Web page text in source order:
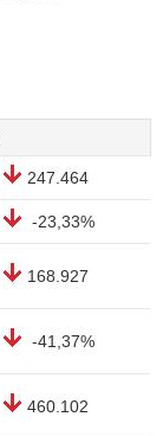
247.464
-23,33%
168.927
-41,37%
460.102